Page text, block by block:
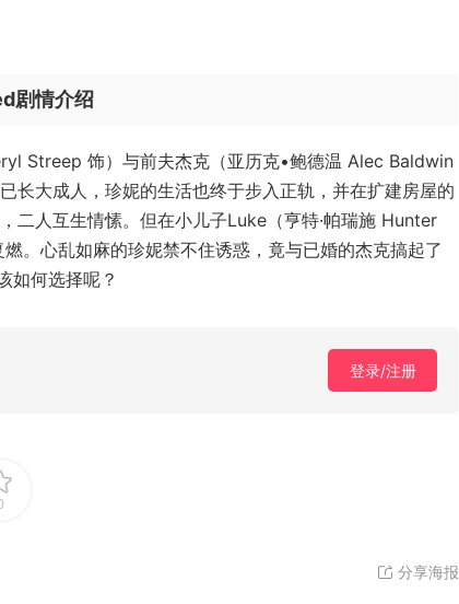
剧情介绍
Streep 饰）与前夫杰克（亚历克•鲍德温 Alec Baldwin
长大成人，珍妮的生活也终于步入正轨，并在扩建房屋的
人互生情愫。但在小儿子Luke（亨特·帕瑞施 Hunter
。心乱如麻的珍妮禁不住诱惑，竟与已婚的杰克搞起了
如何选择呢？
登录/注册
分享海报